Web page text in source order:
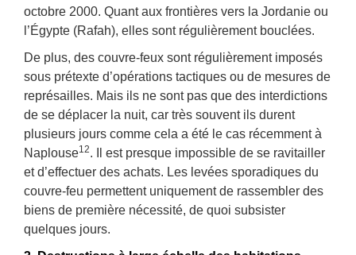
octobre 2000. Quant aux frontières vers la Jordanie ou
l’Égypte (Rafah), elles sont régulièrement bouclées.
De plus, des couvre-feux sont régulièrement imposés
sous prétexte d’opérations tactiques ou de mesures de
représailles. Mais ils ne sont pas que des interdictions
de se déplacer la nuit, car très souvent ils durent
plusieurs jours comme cela a été le cas récemment à
Naplouse12. Il est presque impossible de se ravitailler
et d’effectuer des achats. Les levées sporadiques du
couvre-feu permettent uniquement de rassembler des
biens de première nécessité, de quoi subsister
quelques jours.